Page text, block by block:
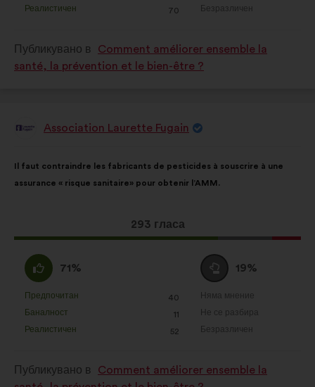
в
:
Реалистичен
: 70
пъти
в
:
Безразличен
:пъти
Публикувано в
Comment améliorer ensemble la
santé, la prévention et le bien-être ?
ПредложениеAssociation Laurette Fugain
на
предложението:
Il faut contraindre les fabricants de pesticides à souscrire à une
assurance « risque sanitaire» pour obtenir l’AMM.
Това
предложение
293 гласа
разпределението
е:
Съгласен
съм
:
71%
в
Предпочитан
: 40
пъти
Баналност
: 11
пъти
Реалистичен
: 52
пъти
Въздържал
се
:
19%
в
Няма мнение
:пъти
Не се разбира
:пъти
Безразличен
:пъти
Публикувано в
Comment améliorer ensemble la